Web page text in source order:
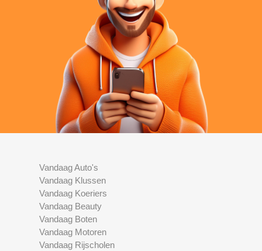
Vandaag Auto's
Vandaag Klussen
Vandaag Koeriers
Vandaag Beauty
Vandaag Boten
Vandaag Motoren
Vandaag Rijscholen